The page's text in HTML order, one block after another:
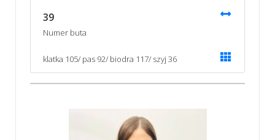
39
Numer buta
klatka 105/ pas 92/ biodra 117/ szyj 36